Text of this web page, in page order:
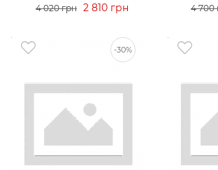
4 020 грн 2 810 грн 4 700
-30%